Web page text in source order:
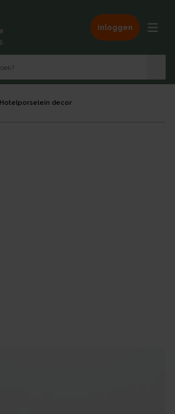
Inloggen
Hotelporselein decor